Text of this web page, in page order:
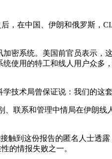
，在中国、伊朗和俄罗斯，
密系统。美国前官员表示，
使用的特工和线人用户众多
技术局曾保证说：我们的这
联系和管理中情局在伊朗线
触到这份报告的匿名人士透
的情报失败之一。